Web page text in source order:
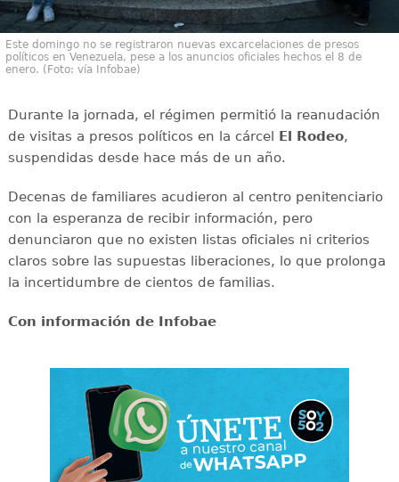
Este domingo no se registraron nuevas excarcelaciones de presos
políticos en Venezuela, pese a los anuncios oficiales hechos el 8 de
enero. (Foto: vía Infobae)
Durante la jornada, el régimen permitió la reanudación
de visitas a presos políticos en la cárcel El Rodeo,
suspendidas desde hace más de un año.
Decenas de familiares acudieron al centro penitenciario
con la esperanza de recibir información, pero
denunciaron que no existen listas oficiales ni criterios
claros sobre las supuestas liberaciones, lo que prolonga
la incertidumbre de cientos de familias.
Con información de Infobae